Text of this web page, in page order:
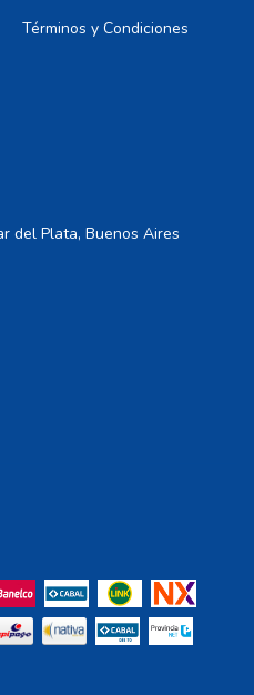
Términos y Condiciones
del Plata, Buenos Aires